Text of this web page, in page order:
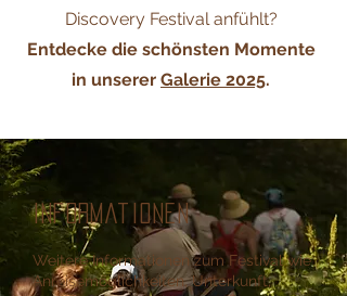
Discovery Festival anfühlt?
Entdecke die schönsten Momente
in unserer Galerie 2025.
Weitere Informationen zum Festival wie
Anreisemöglichkeiten, Unterkunft,
Informationen